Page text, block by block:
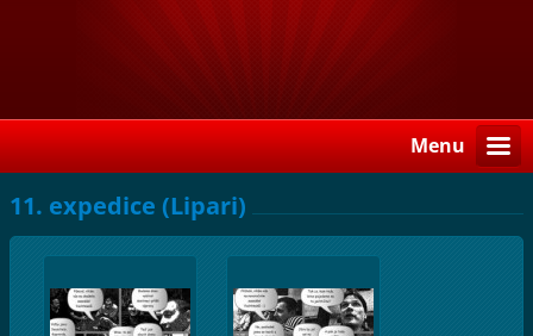
Menu
11. expedice (Lipari)